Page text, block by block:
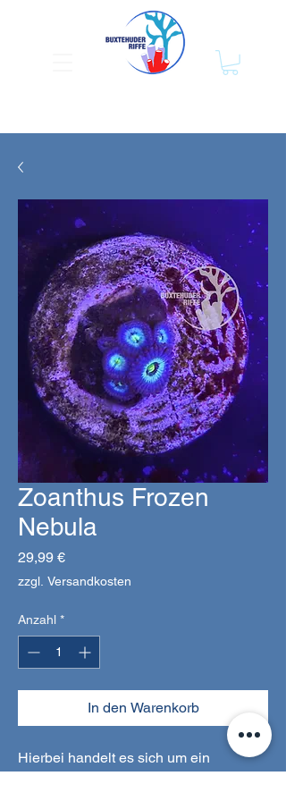
Zoanthus Frozen
Nebula
29,99 €Preis
zzgl. Versandkosten
Anzahl *
In den Warenkorb
Hierbei handelt es sich um ein